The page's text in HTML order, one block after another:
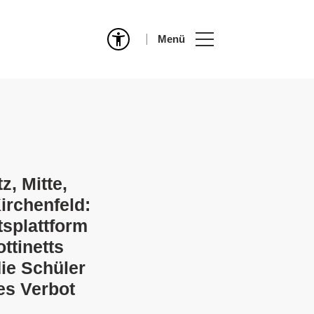
Menü
Mitte,
Schüler
Verbot